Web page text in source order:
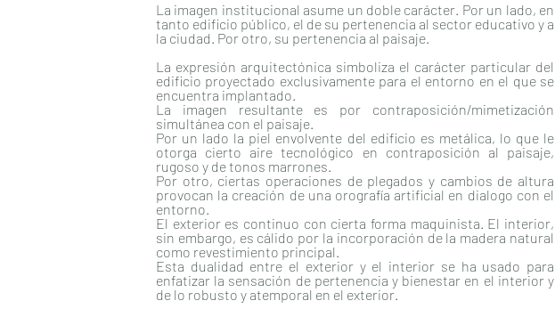
La imagen institucional asume un doble carácter. Por un lado, en
tanto edificio público, el de su pertenencia al sector educativo y a
la ciudad. Por otro, su pertenencia al paisaje.
La expresión arquitectónica simboliza el carácter particular del
edificio proyectado exclusivamente para el entorno en el que se
encuentra implantado.
La imagen resultante es por contraposición/mimetización
simultánea con el paisaje.
Por un lado la piel envolvente del edificio es metálica, lo que le
otorga cierto aire tecnológico en contraposición al paisaje,
rugoso y de tonos marrones.
Por otro, ciertas operaciones de plegados y cambios de altura
provocan la creación de una orografía artificial en dialogo con el
entorno.
El exterior es continuo con cierta forma maquinista. El interior,
sin embargo, es cálido por la incorporación de la madera natural
como revestimiento principal.
Esta dualidad entre el exterior y el interior se ha usado para
enfatizar la sensación de pertenencia y bienestar en el interior y
de lo robusto y atemporal en el exterior.